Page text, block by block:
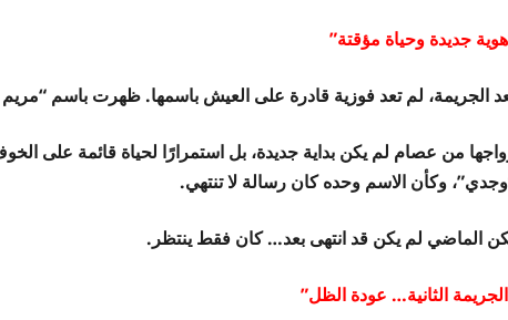
جديدة وحياة مؤقتة”
الجريمة، لم تعد فوزية قادرة على العيش باسمها. ظهرت باسم
من عصام لم يكن بداية جديدة، بل استمرارًا لحياة قائمة على
وكأن الاسم وحده كان رسالة لا تنتهي.
الماضي لم يكن قد انتهى بعد… كان فقط ينتظر.
الثانية… عودة الظل”